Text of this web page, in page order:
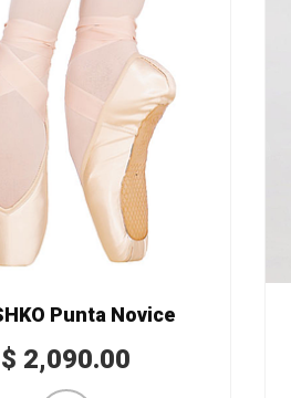
Punta Novice
$ 2,090.00